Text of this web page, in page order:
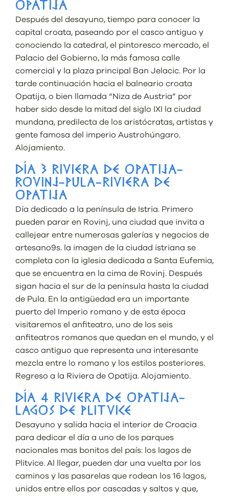
OPATIJA
Después del desayuno, tiempo para conocer la
capital croata, paseando por el casco antiguo y
conociendo la catedral, el pintoresco mercado, el
Palacio del Gobierno, la más famosa calle
comercial y la plaza principal Ban Jelacic. Por la
tarde continuación hacia el balneario croata
Opatija, o bien llamada “Niza de Austria” por
haber sido desde la mitad del siglo IXI la ciudad
mundana, predilecta de los aristócratas, artistas y
gente famosa del imperio Austrohúngaro.
Alojamiento.
DÍA 3 RIVIERA DE OPATIJA-
ROVINJ-PULA-RIVIERA DE
OPATIJA
Día dedicado a la península de Istria. Primero
pueden parar en Rovinj, una ciudad que invita a
callejear entre numerosas galerías y negocios de
artesano9s. la imagen de la ciudad istriana se
completa con la iglesia dedicada a Santa Eufemia,
que se encuentra en la cima de Rovinj. Después
sigan hacia el sur de la península hasta la ciudad
de Pula. En la antigüedad era un importante
puerto del Imperio romano y de esta época
visitaremos el anfiteatro, uno de los seis
anfiteatros romanos que quedan en el mundo, y el
casco antiguo que representa una interesante
mezcla entre lo romano y los estilos posteriores.
Regreso a la Riviera de Opatija. Alojamiento.
DÍA 4 RIVIERA DE OPATIJA-
LAGOS DE PLITVICE
Desayuno y salida hacia el interior de Croacia
para dedicar el día a uno de los parques
nacionales mas bonitos del país: los lagos de
Plitvice. Al llegar, pueden dar una vuelta por los
caminos y las pasarelas que rodean los 16 lagos,
unidos entre ellos por cascadas y saltos y que,